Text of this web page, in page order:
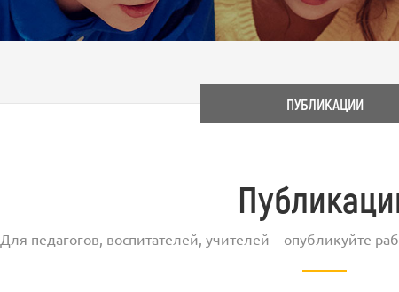
ПУБЛИКАЦИИ
Для педагогов, воспитателей, учителей – опубликуйте